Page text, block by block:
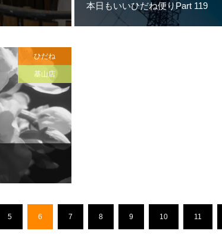
本日もいいひだね便りPart 119
ひだね
基山店
5 6 7 8 9 10 11